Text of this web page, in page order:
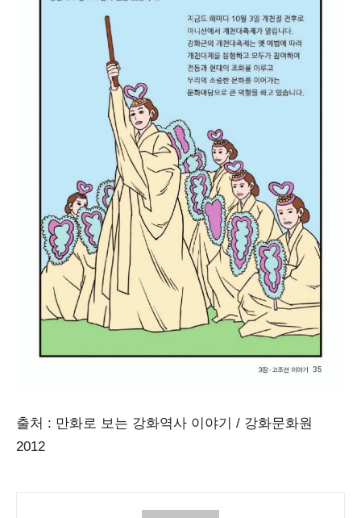
출처 : 만화로 보는 강화역사 이야기 / 강화문화원
2012